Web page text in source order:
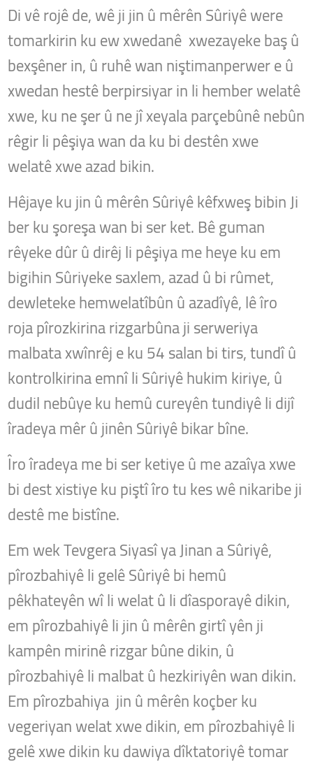
Di vê rojê de, wê ji jin û mêrên Sûriyê were
tomarkirin ku ew xwedanê xwezayeke baş û
bexşêner in, û ruhê wan niştimanperwer e û
xwedan hestê berpirsiyar in li hember welatê
xwe, ku ne şer û ne jî xeyala parçebûnê nebûn
rêgir li pêşiya wan da ku bi destên xwe
welatê xwe azad bikin.
Hêjaye ku jin û mêrên Sûriyê kêfxweş bibin Ji
ber ku şoreşa wan bi ser ket.Bê guman
rêyeke dûr û dirêj li pêşiya me heye ku em
bigihin Sûriyeke saxlem, azad û bi rûmet,
dewleteke hemwelatîbûn û azadîyê, lêîro
roja pîrozkirina rizgarbûna ji serweriya
malbata xwînrêj e ku 54 salan bi tirs, tundî û
kontrolkirina emnî li Sûriyê hukim kiriye, û
dudil nebûye ku hemû cureyên tundiyê li dijî
îradeya mêr û jinên Sûriyê bikar bîne.
Îro îradeya me bi ser ketiye û me azaîya xwe
bi dest xistiye ku piştî îro tu kes wê nikaribe ji
destê me bistîne.
Em wek Tevgera Siyasî ya Jinan a Sûriyê,
pîrozbahiyê li gelê Sûriyê bi hemû
pêkhateyên wî li welat û li dîasporayê dikin,
em pîrozbahiyê li jin û mêrên girtî yên ji
kampên mirinê rizgar bûne dikin, û
pîrozbahiyê li malbat û hezkiriyên wan dikin.
Em pîrozbahiya jin û mêrên koçber ku
vegeriyan welat xwe dikin, em pîrozbahiyê li
gelê xwe dikin ku dawiya dîktatoriyê tomar